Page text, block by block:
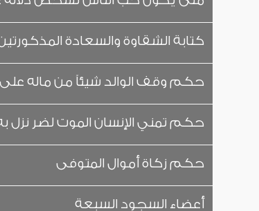
كتابة الشقاوة والسعادة
حكم وقف الوالد شيئاً من ماله على
حكم تمني الإنسان الموت لضر نزل
حكم زكاة أموال المتوفى
أعضاء السجود السبعة